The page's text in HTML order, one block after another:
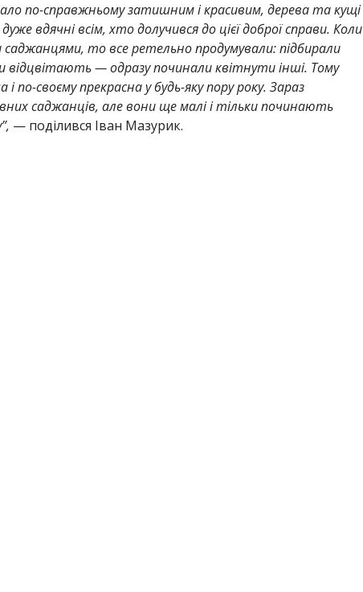
по-справжньому затишним і красивим, дерева та кущі
вдячні всім, хто долучився до цієї доброї справи. Коли
то все ретельно продумували: підбирали
— одразу починали квітнути інші. Тому
по-своєму прекрасна у будь-яку пору року. Зараз
саджанців, але вони ще малі і тільки починають
— поділився Іван Мазурик.